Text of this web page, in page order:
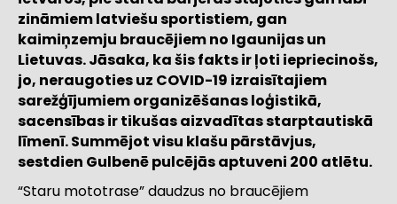
zināmiem latviešu sportistiem, gan
kaimiņzemju braucējiem no Igaunijas un
Lietuvas. Jāsaka, ka šis fakts ir ļoti iepriecinošs,
jo, neraugoties uz COVID-19 izraisītajiem
sarežģījumiem organizēšanas loģistikā,
sacensības ir tikušas aizvadītas starptautiskā
līmenī. Summējot visu klašu pārstāvjus,
sestdien Gulbenē pulcējās aptuveni 200 atlētu.
“Staru mototrase” daudzus no braucējiem